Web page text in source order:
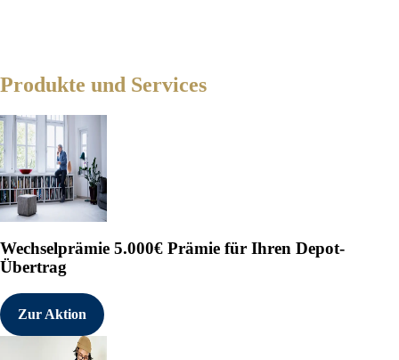
Produkte und Services
Wechselprämie 5.000€ Prämie für Ihren Depot-
Übertrag
Zur Aktion